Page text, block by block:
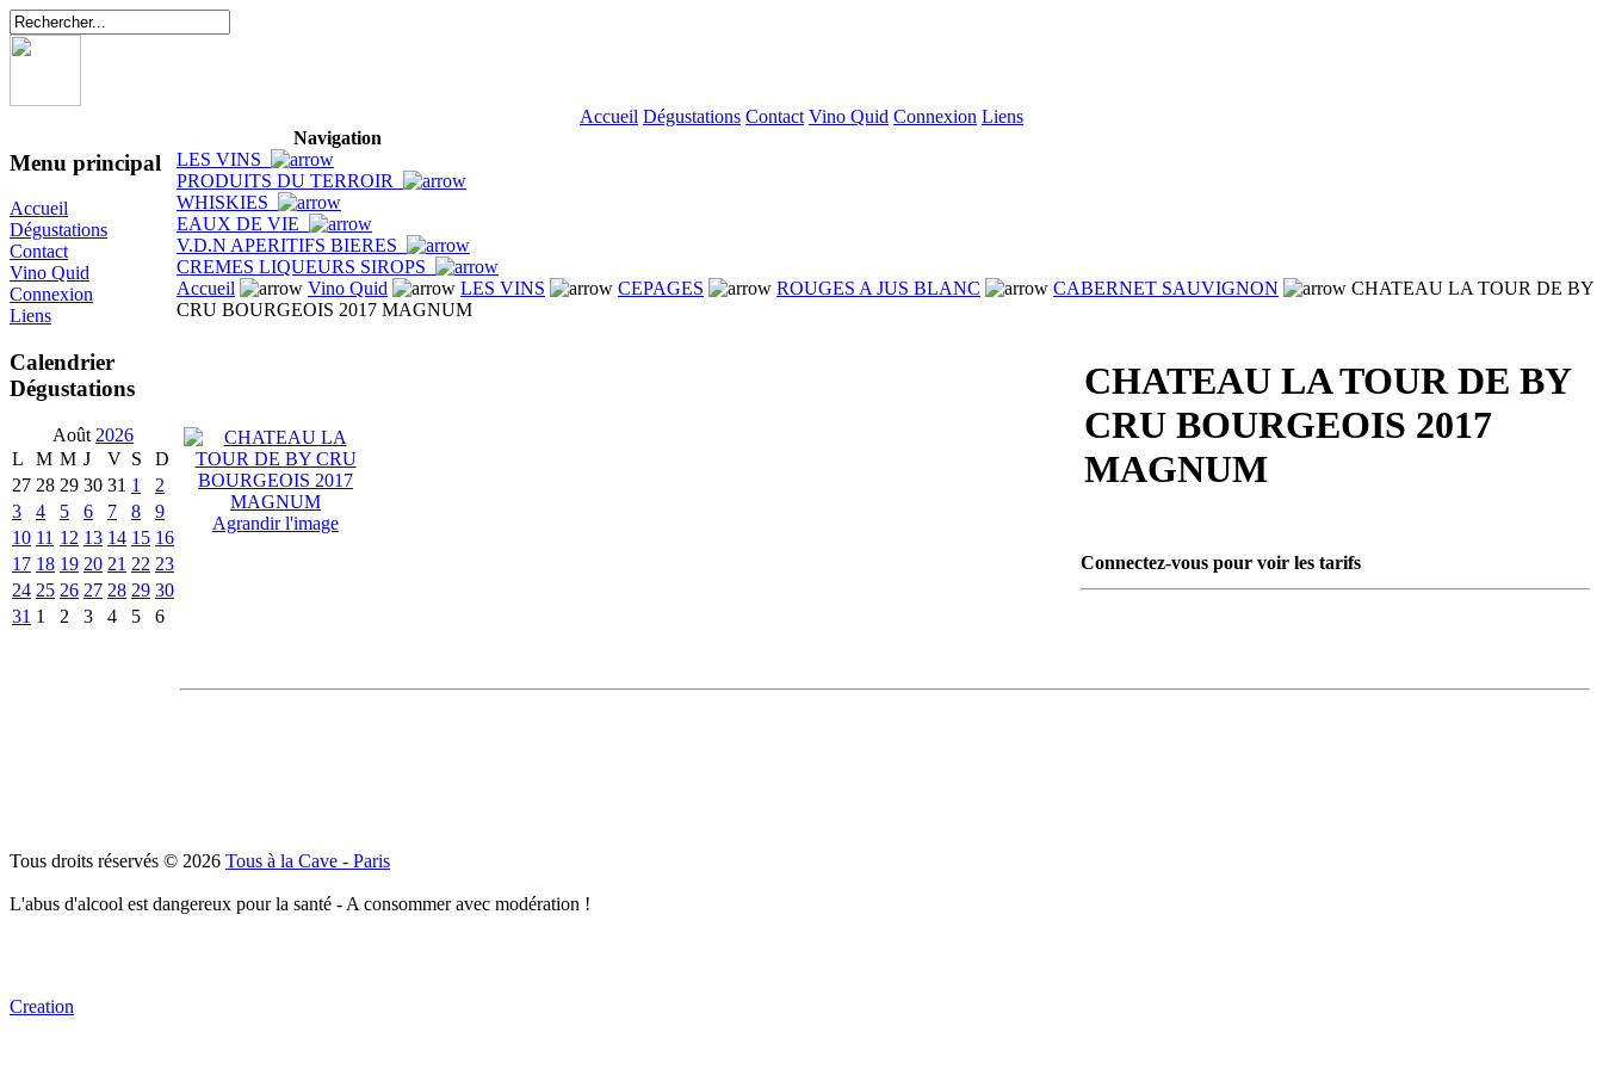
Accueil Dégustations Contact Vino Quid Connexion Liens
Menu principal
Accueil
Dégustations
Contact
Vino Quid
Connexion
Liens
Calendrier
Dégustations
Août 2026
L
M M J V S
D
27 28 29 30 31 1
2
3
4 5 6 7 8
9
10 11 12 13 14 15 16
17 18 19 20 21 22 23
24 25 26 27 28 29 30
31 1 2 3 4 5 6
Navigation
LES VINS
PRODUITS DU TERROIR
WHISKIES
EAUX DE VIE
V.D.N APERITIFS BIERES
CREMES LIQUEURS SIROPS
Accueil
Vino Quid LES VINS CEPAGES ROUGES A JUS BLANC CABERNET SAUVIGNON
CHATEAU LA TOUR DE BY
CRU BOURGEOIS 2017 MAGNUM
Agrandir l'image
CHATEAU LA TOUR DE BY
CRU BOURGEOIS 2017
MAGNUM
Connectez-vous pour voir les tarifs
Tous droits réservés © 2026 Tous à la Cave - Paris
L'abus d'alcool est dangereux pour la santé - A consommer avec modération !
Creation